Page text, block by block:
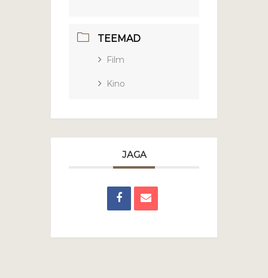
TEEMAD
Film
Kino
JAGA